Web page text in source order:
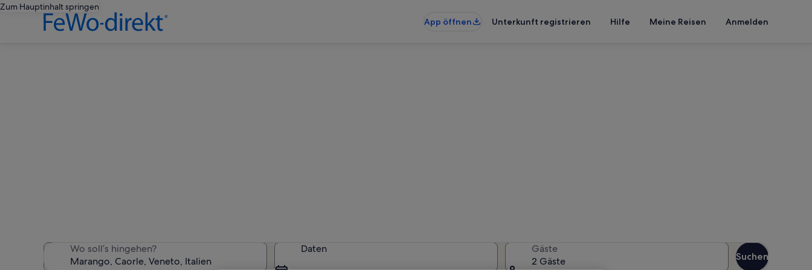
Zum Hauptinhalt springen
App öffnen
Unterkunft registrieren Hilfe Meine Reisen Anmelden
Wo soll’s hingehen? Daten
Gäste
2 Gäste
Suchen